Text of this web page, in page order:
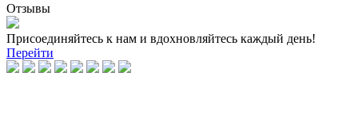
Отзывы
Присоединяйтесь к нам и вдохновляйтесь каждый день!
Перейти